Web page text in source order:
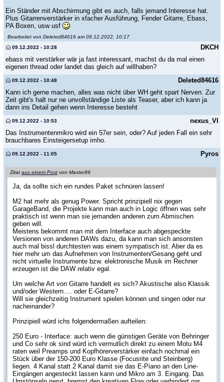
Ein Ständer mit Abschirmung gibt es auch, falls jemand Interesse hat.
Plus Gitarrenverstärker in xfacher Ausführung, Fender Gitarre, Ebass,
PA Boxen, usw usf
Bearbeitet von Deleted84616 am 09.12.2022, 10:17
DKCH
09.12.2022 - 10:28
ebass mit verstärker wär ja fast interessant, machst du da mal einen
eigenen thread oder landet das gleich auf willhaben?
Deleted84616
09.12.2022 - 10:48
Kann ich gerne machen, alles was nicht über WH geht spart Nerven. Zur
Zeit gibt's halt nur ne unvollständige Liste als Teaser, aber ich kann ja
dann ins Detail gehen wenn Interesse besteht
nexus_VI
09.12.2022 - 10:53
Das Instrumentenmikro wird ein 57er sein, oder? Auf jeden Fall ein sehr
brauchbares Einsteigersetup imho.
Pyros
09.12.2022 - 11:05
Zitat aus einem Post von Master99
Ja, da sollte sich ein rundes Paket schnüren lassen!
M2 hat mehr als genug Power. Spricht prinzipiell nix gegen
GarageBand, die Projekte kann man auch in Logic öffnen was sehr
praktisch ist wenn man sie jemanden anderen zum Abmischen
geben will.
Meistens bekommt man mit dem Interface auch abgespeckte
Versionen von anderen DAWs dazu, da kann man sich ansonsten
auch mal bissl durchtesten was einem sympatisch ist. Aber da es
hier mehr um das Aufnehmen von Instrumenten/Gesang geht und
nicht virtuelle Instrumente bzw. elektronische Musik im Rechner
erzeugen ist die DAW relativ egal.
Um welche Art von Gitarre handelt es sich? Akustische also Klassik
und/oder Western…. oder E-Gitarre?
Will sie gleichzeitig Instrument spielen können und singen oder nur
nacheinander?
Prinzipiell würd ichs folgendermaßen aufteilen:
250 Euro - Interface: auch wenn die günstigen Geräte von Behringer
und Co sehr ok sind würd ich vermutlich direkt zu einem Motu M4
raten weil Preamps und Kopfhörerverstärker einfach nochmal ein
Stück über der 150-200 Euro Klasse (Focusrite und Steinberg)
liegen. 4 Kanal statt 2 Kanal damit sie das E-Piano an den Line-
Eingängen angesteckt lassen kann und Mikro am 3. Eingang. Das